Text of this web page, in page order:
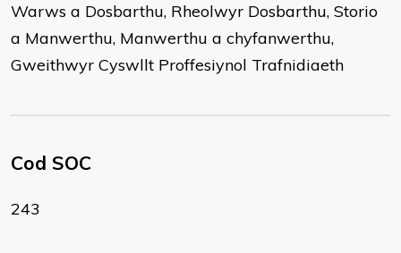
Warws a Dosbarthu, Rheolwyr Dosbarthu, Storio
a Manwerthu, Manwerthu a chyfanwerthu,
Gweithwyr Cyswllt Proffesiynol Trafnidiaeth
Cod SOC
243